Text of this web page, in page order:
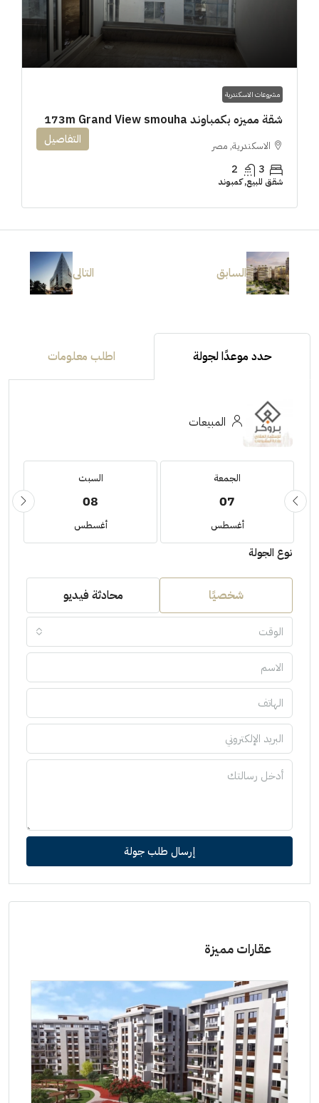
مشروعات الاسكندرية
شقة مميزه بكمباوند 173m Grand View smouha
الاسكندرية, مصر
3
2
شقق للبيع, كمبوند
التفاصيل
السابق التالى
حدد موعدًا لجولة اطلب معلومات
المبيعات
الجمعة
07
أغسطس
السبت
08
أغسطس
نوع الجولة
شخصيًا محادثة فيديو
الوقت
إرسال طلب جولة
عقارات مميزة